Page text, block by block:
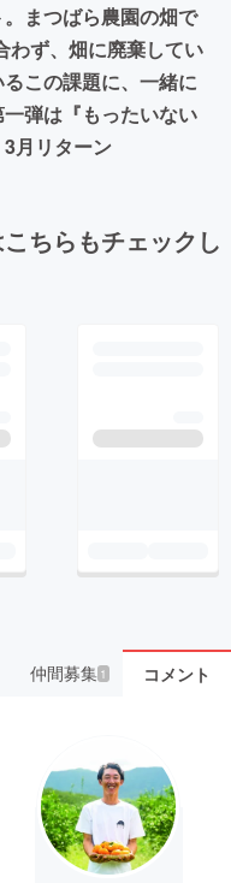
まつばら農園の畑で
わず、畑に廃棄してい
この課題に、一緒に
弾は『もったいない
月リターン
ちらもチェックし
仲間募集 1 コメント